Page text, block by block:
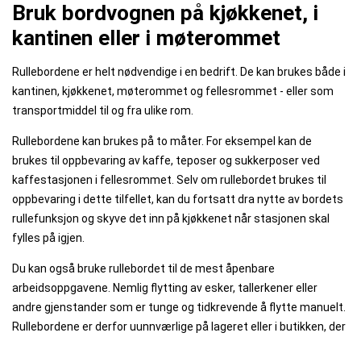
Bruk bordvognen på kjøkkenet, i
kantinen eller i møterommet
Rullebordene er helt nødvendige i en bedrift. De kan brukes både i
kantinen, kjøkkenet, møterommet og fellesrommet - eller som
transportmiddel til og fra ulike rom.
Rullebordene kan brukes på to måter. For eksempel kan de
brukes til oppbevaring av kaffe, teposer og sukkerposer ved
kaffestasjonen i fellesrommet. Selv om rullebordet brukes til
oppbevaring i dette tilfellet, kan du fortsatt dra nytte av bordets
rullefunksjon og skyve det inn på kjøkkenet når stasjonen skal
fylles på igjen.
Du kan også bruke rullebordet til de mest åpenbare
arbeidsoppgavene. Nemlig flytting av esker, tallerkener eller
andre gjenstander som er tunge og tidkrevende å flytte manuelt.
Rullebordene er derfor uunnværlige på lageret eller i butikken, der